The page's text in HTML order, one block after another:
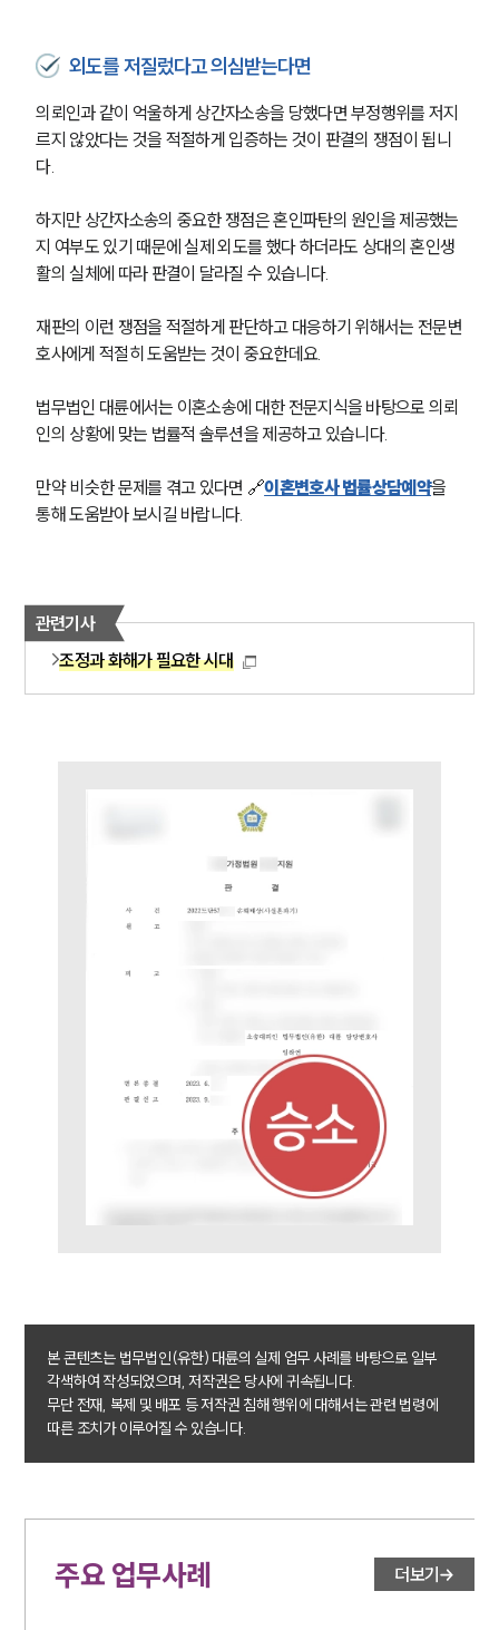
부소개
대륜의 강점
오시는 길
글로벌 파트너 로펌
고객의 소리
통합검색
AI대륜
이혼 주요 업무사례
사례분석/최신동향
이혼 법률정보
법률지식인
업무
전체
이혼 양육비계산기
상간자위자료계산기
이혼전문변호사
소식/자료
언론보도
공지사항
법률 블로그
대륜법률상담예약
대륜법률상담예약
외도를 저질렀다고 의심받는다면
의뢰인과 같이 억울하게 상간자소송을 당했다면 부정행위를 저지
르지 않았다는 것을 적절하게 입증하는 것이 판결의 쟁점이 됩니
다.
하지만 상간자소송의 중요한 쟁점은 혼인파탄의 원인을 제공했는
지 여부도 있기 때문에 실제 외도를 했다 하더라도 상대의 혼인생
활의 실체에 따라 판결이 달라질 수 있습니다.
재판의 이런 쟁점을 적절하게 판단하고 대응하기 위해서는 전문변
호사에게 적절히 도움받는 것이 중요한데요.
법무법인 대륜에서는 이혼소송에 대한 전문지식을 바탕으로 의뢰
인의 상황에 맞는 법률적 솔루션을 제공하고 있습니다.
만약 비슷한 문제를 겪고 있다면 🔗이혼변호사 법률상담예약을
통해 도움받아 보시길 바랍니다.
관련기사
조정과 화해가 필요한 시대
본 콘텐츠는 법무법인(유한) 대륜의 실제 업무 사례를 바탕으로 일부
각색하여 작성되었으며, 저작권은 당사에 귀속됩니다.
무단 전재, 복제 및 배포 등 저작권 침해 행위에 대해서는 관련 법령에
따른 조치가 이루어질 수 있습니다.
주요 업무사례 더보기